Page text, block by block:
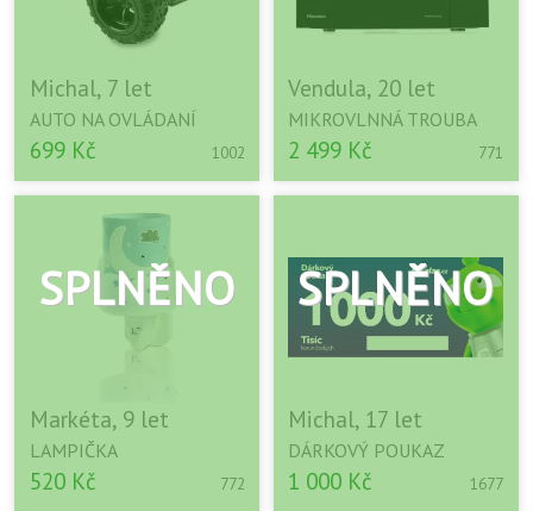
Michal, 7 let
AUTO NA OVLÁDANÍ
699 Kč 1002
Vendula, 20 let
MIKROVLNNÁ TROUBA
2 499 Kč 771
Markéta, 9 let
LAMPIČKA
520 Kč 772
Michal, 17 let
DÁRKOVÝ POUKAZ
1 000 Kč 1677